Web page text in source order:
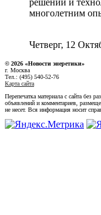
решений и
многолетним
Четверг, 12
© 2026 «Новости энеретики»
г. Москва
Тел.: (495) 540-52-76
Карта сайта
Перепечатка материала с сайта без
объявлений и комментариев,
не несет. Вся информация носит